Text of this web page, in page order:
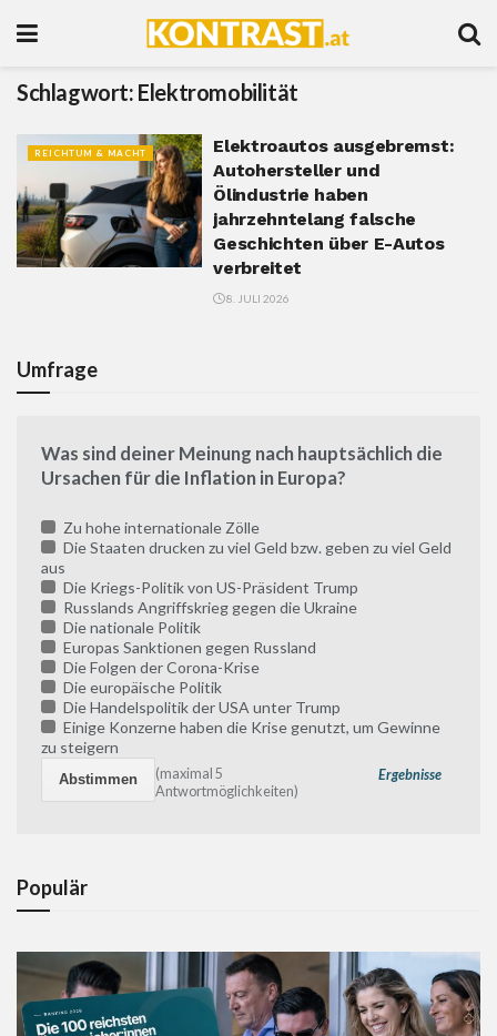
Schlagwort: Elektromobilität
REICHTUM & MACHT
Elektroautos ausgebremst:
Autohersteller und
Ölindustrie haben
jahrzehntelang falsche
Geschichten über E-Autos
verbreitet
8. JULI 2026
Umfrage
Was sind deiner Meinung nach hauptsächlich die
Ursachen für die Inflation in Europa?
Zu hohe internationale Zölle
Die Staaten drucken zu viel Geld bzw. geben zu viel Geld
aus
Die Kriegs-Politik von US-Präsident Trump
Russlands Angriffskrieg gegen die Ukraine
Die nationale Politik
Europas Sanktionen gegen Russland
Die Folgen der Corona-Krise
Die europäische Politik
Die Handelspolitik der USA unter Trump
Einige Konzerne haben die Krise genutzt, um Gewinne
zu steigern
Ergebnisse
(maximal 5
Antwortmöglichkeiten)
Populär